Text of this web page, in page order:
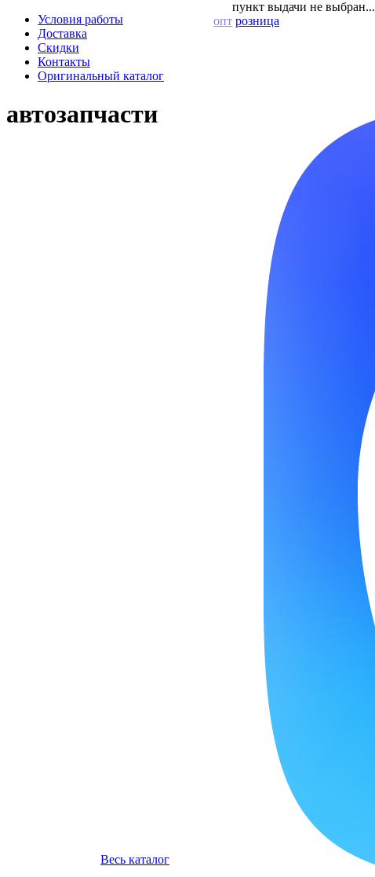
Условия работы
Доставка
Скидки
Контакты
Оригинальный каталог
пункт выдачи не выбран...
опт розница
автозапчасти
Весь каталог